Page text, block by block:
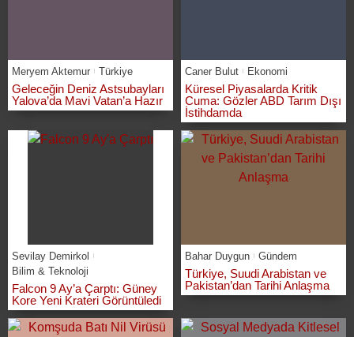
Meryem Aktemur Türkiye
Geleceğin Deniz Astsubayları
Yalova’da Mavi Vatan’a Hazır
Caner Bulut Ekonomi
Küresel Piyasalarda Kritik
Cuma: Gözler ABD Tarım Dışı
İstihdamda
Sevilay Demirkol
Bilim & Teknoloji
Falcon 9 Ay’a Çarptı: Güney
Kore Yeni Krateri Görüntüledi
Bahar Duygun Gündem
Türkiye, Suudi Arabistan ve
Pakistan’dan Tarihi Anlaşma